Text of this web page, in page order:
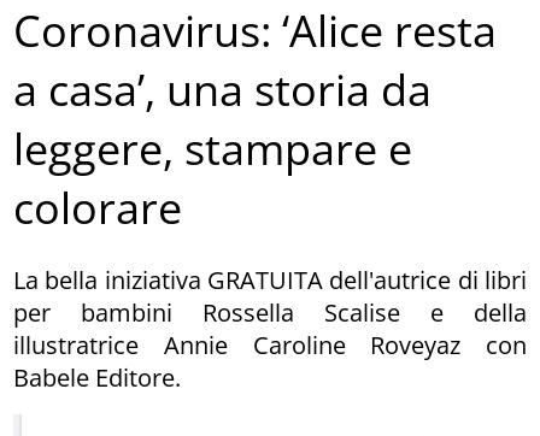
Coronavirus: ‘Alice resta
a casa’, una storia da
leggere, stampare e
colorare
La bella iniziativa GRATUITA dell'autrice di libri
per bambini Rossella Scalise e della
illustratrice Annie Caroline Roveyaz con
Babele Editore.